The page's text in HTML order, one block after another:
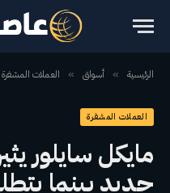
الرئيسية » أسواق » العملات المشفرة
العملات المشفرة
مايكل سايلور